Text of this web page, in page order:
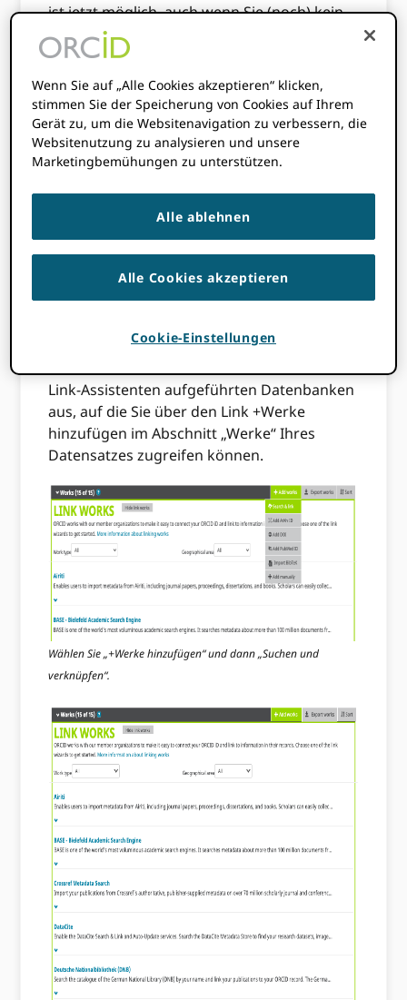
ist jetzt möglich, auch wenn Sie (noch) kein
HAL-Konto haben. HAL wird jetzt von
referenziert ORCID als Datenbank, die
Forscher zum Importieren ihrer Arbeiten
nutzen können.
ORCID bietet eine dauerhafte digitale
Kennung zur eindeutigen Identifizierung
Datensatzseite, ordnungsgemäß ausgefüllt,
ist ein zentraler Bestandteil Ihrer digitalen
So erreichenVervollständigen Sie Ihre Akte
ORCID Nach der Anmeldung wählen Sie
Link-Assistenten aufgeführten Datenbanken
aus, auf die Sie über den Link +Werke
hinzufügen im Abschnitt „Werke“ Ihres
Datensatzes zugreifen können.
Wählen Sie „+Werke hinzufügen“ und dann „Suchen und
verknüpfen“.
Wenn Sie auf „Alle Cookies akzeptieren“ klicken,
stimmen Sie der Speicherung von Cookies auf Ihrem
Gerät zu, um die Websitenavigation zu verbessern, die
Websitenutzung zu analysieren und unsere
Marketingbemühungen zu unterstützen.
Alle ablehnen
Alle Cookies akzeptieren
Cookie-Einstellungen